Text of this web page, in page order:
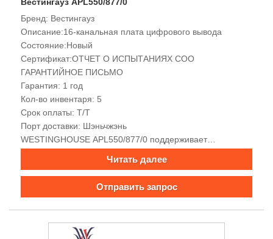
Бренд: Вестингауз
Описание:16-канальная плата цифрового вывода
Состояние:Новый
Сертификат:ОТЧЕТ О ИСПЫТАНИЯХ COO
ГАРАНТИЙНОЕ ПИСЬМО
Гарантия: 1 год
Кол-во инвентаря: 5
Срок оплаты: Т/Т
Порт доставки: Шэньчжэнь
WESTINGHOUSE APL550/877/0 поддерживает
сбора и обработки данных, хорошую электромагнитную
мониторинга, богатые интерфейсы связи, поддерживает
простота установки.
Читать далее
Отправить запрос